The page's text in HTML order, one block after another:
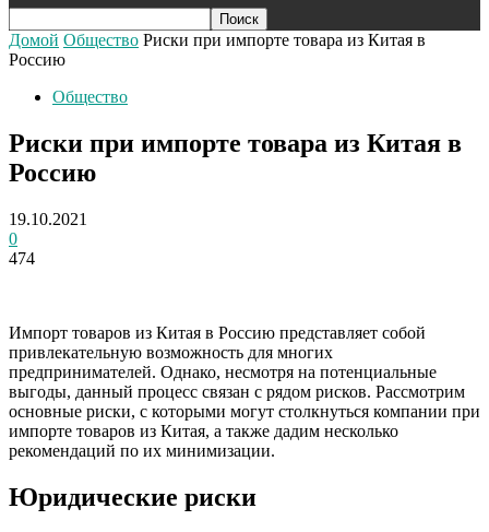
Домой Общество Риски при импорте товара из Китая в
Россию
Общество
Риски при импорте товара из Китая в
Россию
19.10.2021
0
474
Импорт товаров из Китая в Россию представляет собой
привлекательную возможность для многих
предпринимателей. Однако, несмотря на потенциальные
выгоды, данный процесс связан с рядом рисков. Рассмотрим
основные риски, с которыми могут столкнуться компании при
импорте товаров из Китая, а также дадим несколько
рекомендаций по их минимизации.
Юридические риски